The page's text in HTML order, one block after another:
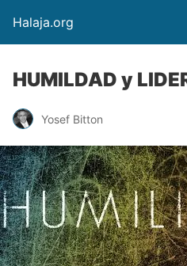
Halaja.org
HUMILDAD y
Yosef Bitton